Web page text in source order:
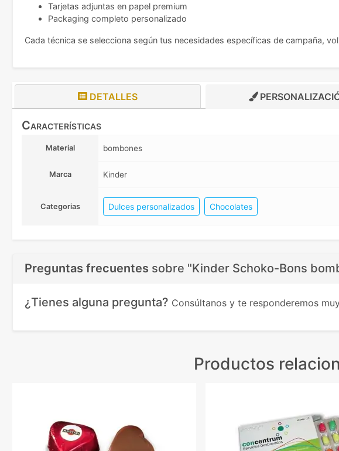
Tarjetas adjuntas en papel premium
Packaging completo personalizado
Cada técnica se selecciona según tus necesidades específicas de campaña,
DETALLES
Características
Material bombones
Marca Kinder
Categorias Dulces personalizados Chocolates
Preguntas frecuentes sobre "Kinder Schoko-Bons
¿Tienes alguna pregunta? Consúltanos y te responderemos
Productos